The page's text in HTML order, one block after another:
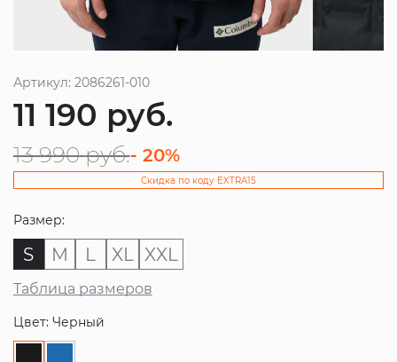
Артикул: 2086261-010
11 190 руб.
13 990 руб.- 20%
Скидка по коду EXTRA15
Размер:
S M L XL XXL
Таблица размеров
Цвет: Черный